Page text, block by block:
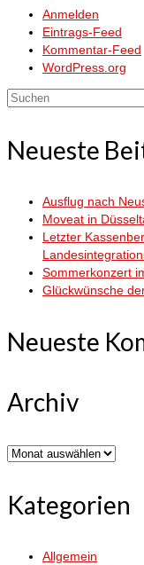
Anmelden
Eintrags-Feed
Kommentar-Feed
WordPress.org
Suchen
Neueste
Ausflug nach
Moveat in
Letzter
Sommerkonzert
Glückwünsche
Neueste
Archiv
Archiv
Kategorien
Allgemein